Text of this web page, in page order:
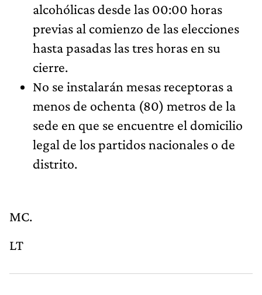
alcohólicas desde las 00:00 horas
previas al comienzo de las elecciones
hasta pasadas las tres horas en su
cierre.
No se instalarán mesas receptoras a
menos de ochenta (80) metros de la
sede en que se encuentre el domicilio
legal de los partidos nacionales o de
distrito.
MC.
LT